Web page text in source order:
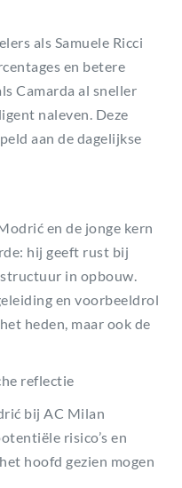
als Samuele Ricci
en betere
Camarda al sneller
naleven. Deze
aan de dagelijkse
en de jonge kern
hij geeft rust bij
in opbouw.
en voorbeeldrol
heden, maar ook de
reflectie
bij AC Milan
risico’s en
hoofd gezien mogen